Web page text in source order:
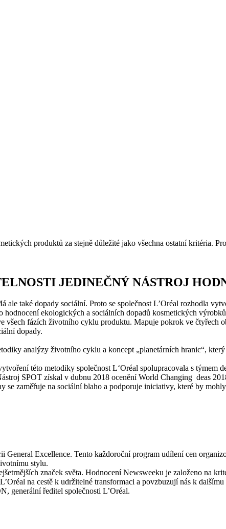
produktů za stejně důležité jako všechna ostatní kritéria.
JEDINEČNÝ NÁSTROJ
také dopady sociální. Proto se společnost L’Oréal rozhodla
ekologických a sociálních dopadů kosmetických
všech fázích životního cyklu produktu. Mapuje pokrok ve čtyřech
dopady.
analýzy životního cyklu a koncept „planetárních hranic“,
této metodiky společnost L‘Oréal spolupracovala s týmem
SPOT získal v dubnu 2018 ocenění World Changing deas
se zaměřuje na sociální blaho a podporuje iniciativy, které by
Excellence. Tento každoroční program udílení cen
stylu.
značek světa. Hodnocení Newsweeku je založeno na
na cestě k udržitelné transformaci a povzbuzují nás k
generální ředitel společnosti L’Oréal.